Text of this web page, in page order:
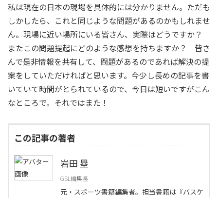
私は現在の日本の現場を具体的には分かりません。ただも
しかしたら、これと同じような問題があるのかもしれませ
ん。現場に近い場所にいる皆さん、実際はどうですか？
またこの問題提起にどのような感想を持ちますか？ 皆さ
んで是非情報を共有して、問題があるのであれば解決の提
案をしていただければと思います。今少し長めの記事を書
いていて時間がとられているので、今日は短いですがこん
なところで。それではまた！
この記事の著者
岩田 塁
GSL編集長
元・スポーツ書籍編集者。担当書籍は『バスケ